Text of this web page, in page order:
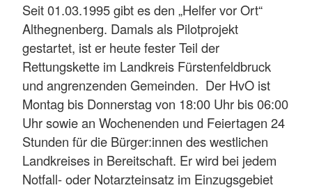
Seit 01.03.1995 gibt es den „Helfer vor Ort“
Althegnenberg. Damals als Pilotprojekt
gestartet, ist er heute fester Teil der
Rettungskette im Landkreis Fürstenfeldbruck
und angrenzenden Gemeinden. Der HvO ist
Montag bis Donnerstag von 18:00 Uhr bis 06:00
Uhr sowie an Wochenenden und Feiertagen 24
Stunden für die Bürger:innen des westlichen
Landkreises in Bereitschaft. Er wird bei jedem
Notfall- oder Notarzteinsatz im Einzugsgebiet